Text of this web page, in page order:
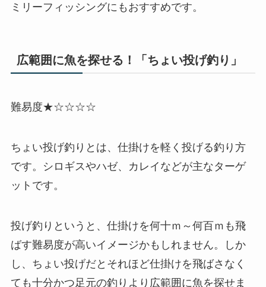
ミリーフィッシングにもおすすめです。
広範囲に魚を探せる！「ちょい投げ釣り」
難易度★☆☆☆☆
ちょい投げ釣りとは、仕掛けを軽く投げる釣り方
です。シロギスやハゼ、カレイなどが主なターゲ
ットです。
投げ釣りというと、仕掛けを何十ｍ～何百ｍも飛
ばす難易度が高いイメージかもしれません。しか
し、ちょい投げだとそれほど仕掛けを飛ばさなく
ても十分かつ足元の釣りより広範囲に魚を探せま